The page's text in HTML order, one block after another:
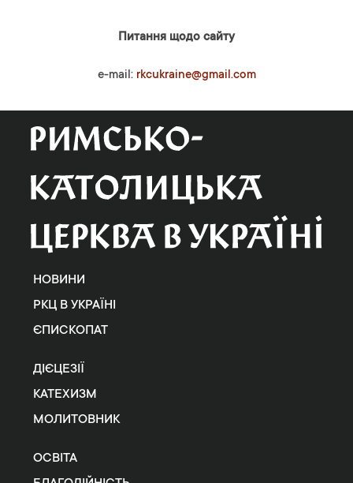
Питання щодо сайту
e-mail: rkcukraine@gmail.com
НОВИНИ
РКЦ В УКРАЇНІ
ЄПИСКОПАТ
ДІЄЦЕЗІЇ
КАТЕХИЗМ
МОЛИТОВНИК
ОСВІТА